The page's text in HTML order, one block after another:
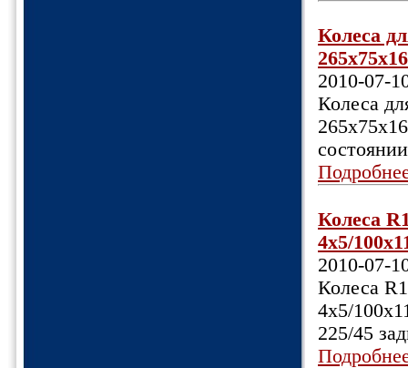
Колеса
2010-07-
Колеса
Колеса
4х5/
2010-07-
Колеса
4х5/
225/45